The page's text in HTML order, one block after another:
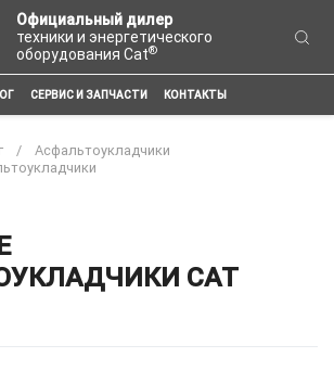
Официальный дилер
техники и энергетического
оборудования Cat®
СЕРВИС И ЗАПЧАСТИ КОНТАКТЫ
Асфальтоукладчики
CAT